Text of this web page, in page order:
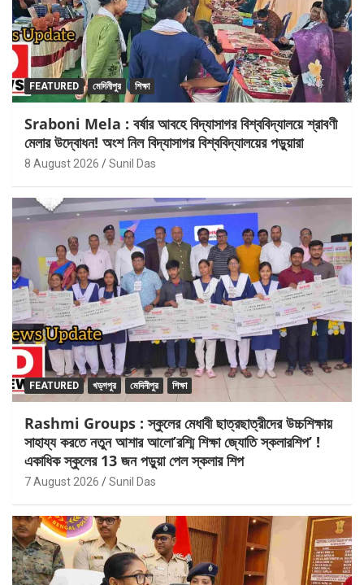
FEATURED মেদিনীপুর শিক্ষা
Sraboni Mela : বর্ষার আবহে বিদ্যাসাগর বিশ্ববিদ্যালয়ে শ্রাবণী
মেলার উদ্বোধন! অংশ নিল বিদ্যাসাগর বিশ্ববিদ্যালয়ের পড়ুয়ারা
8 August 2026 Sunil Das
FEATURED খড়্গপুর মেদিনীপুর শিক্ষা
Rashmi Groups : স্কুলের মেধাবী ছাত্রছাত্রীদের উচ্চশিক্ষায়
সাহায্য করতে নতুন আশার আলো’রশ্মি শিক্ষা জ্যোতি স্কলারশিপ’ !
একাধিক স্কুলের 13 জন পড়ুয়া পেল স্কলার শিপ
7 August 2026 Sunil Das